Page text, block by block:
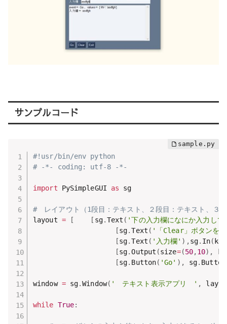
サンプルコード
#!usr/bin/env python
# -*- coding: utf-8 -*-
import PySimpleGUI as sg
#　レイアウト（1段目：テキスト、２段目：テキスト、３
layout = [ [ sg.Text ( '下の入力欄になにか入力し
[sg.Text ( '「Clear」ボタンを
[sg.Text ( '入力欄' ) ,sg. In( key
[sg.Output (size=(50,10) ,
[sg. Button( 'Go' ) , sg. Button
window = sg.Window( '　テキスト表示アプリ　' ,
while True: